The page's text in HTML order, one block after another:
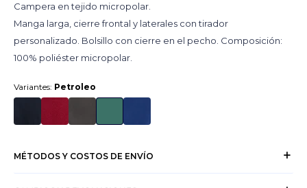
Campera en tejido micropolar.
Manga larga, cierre frontal y laterales con tirador
personalizado. Bolsillo con cierre en el pecho. Composición:
100% poliéster micropolar.
Variantes: Petroleo
MÉTODOS Y COSTOS DE ENVÍO